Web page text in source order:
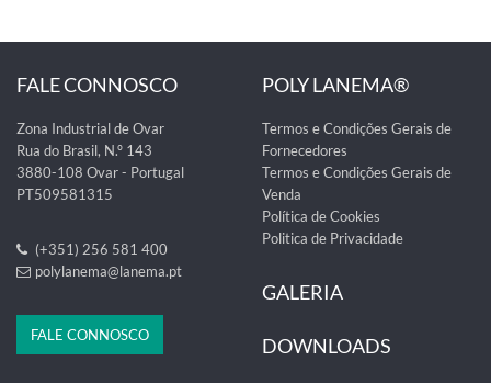
FALE CONNOSCO
Zona Industrial de Ovar
Rua do Brasil, N.º 143
3880-108 Ovar - Portugal
PT509581315
(+351) 256 581 400
polylanema@lanema.pt
FALE CONNOSCO
POLY LANEMA®
Termos e Condições Gerais de
Fornecedores
Termos e Condições Gerais de
Venda
Política de Cookies
Politica de Privacidade
GALERIA
DOWNLOADS